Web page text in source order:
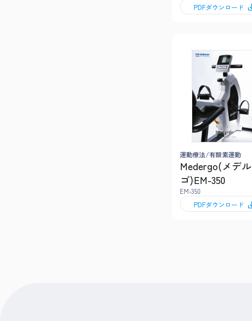
PDFダウンロード
運動療法/有酸素運動
Medergo(メデル
ゴ)EM-350
EM-350
PDFダウンロード